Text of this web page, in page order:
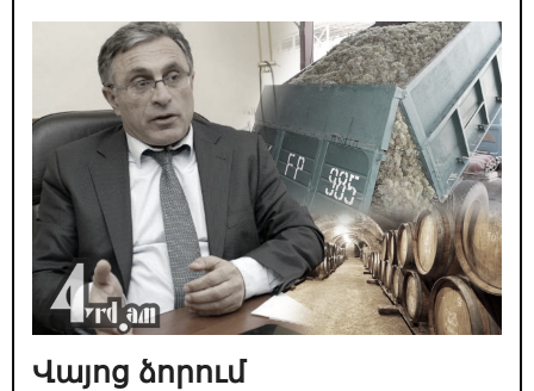
Վայոց ձորում